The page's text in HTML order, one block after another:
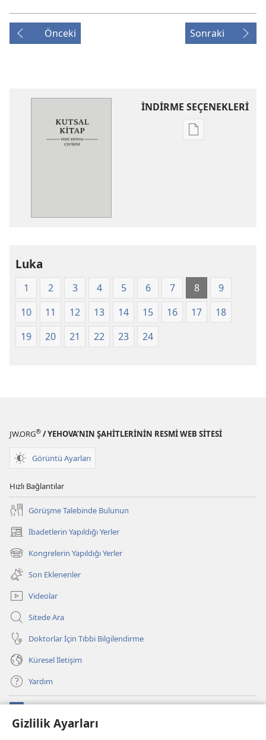
Gizlilik Ayarları
Önceki Sonraki
İNDİRME SEÇENEKLERİ
Dijital
Luka
1 2 3 4 5 6 7 8
9
10
11 12 13 14 15 16 17
18
19
20 21 22 23 24
JW.ORG® / YEHOVA’NIN ŞAHİTLERİNİN RESMİ WEB SİTESİ
Görüntü Ayarları
Hızlı Bağlantılar
Görüşme Talebinde Bulunun
İbadetlerin Yapıldığı Yerler
(yeni
pencere
açar)
Kongrelerin Yapıldığı Yerler
(yeni
pencere
açar)
Son Eklenenler
Videolar
Sitede Ara
Doktorlar İçin Tıbbi Bilgilendirme
Küresel İletişim
Yardım
(yeni
pencere